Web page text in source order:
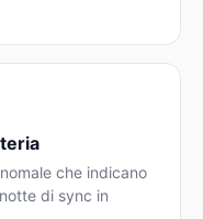
che indicano
di sync in